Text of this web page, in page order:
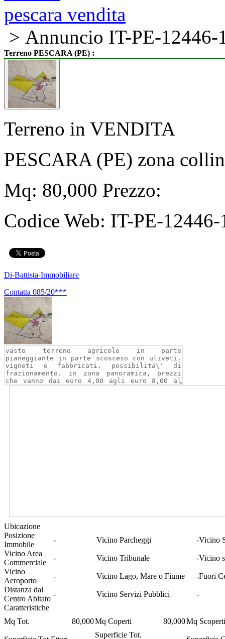
pescara vendita
> Annuncio IT-PE-12446-
Terreno PESCARA (PE) :
Terreno in VENDITA
PESCARA (PE) zona
Mq: 80,000 Prezzo:
Codice Web: IT-PE-
Di-Battista-Immobiliare
Contatta 085/20***
Ubicazione
Posizione
Immobile
- Vicino Parcheggi -Vicino
Vicino Area
Commerciale
- Vicino Tribunale -Vicino
Vicino
Aeroporto
- Vicino Lago, Mare o Fiume -Fuori
Distanza dal
Centro Abitato
- Vicino Servizi Pubblici
-
Caratteristiche
Mq Tot.
80,000Mq Coperti 80,000Mq Scoperti
Superficie Tot.